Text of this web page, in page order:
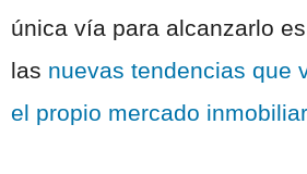
única vía para alcanzarlo
las nuevas tendencias que
el propio mercado